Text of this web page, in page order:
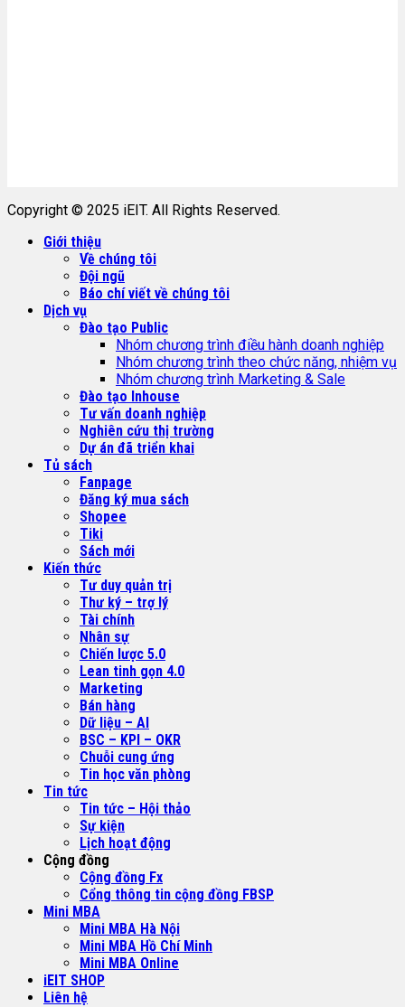
Copyright © 2025 iEIT. All Rights Reserved.
Giới thiệu
Về chúng tôi
Đội ngũ
Báo chí viết về chúng tôi
Dịch vụ
Đào tạo Public
Nhóm chương trình điều hành doanh nghiệp
Nhóm chương trình theo chức năng, nhiệm vụ
Nhóm chương trình Marketing & Sale
Đào tạo Inhouse
Tư vấn doanh nghiệp
Nghiên cứu thị trường
Dự án đã triển khai
Tủ sách
Fanpage
Đăng ký mua sách
Shopee
Tiki
Sách mới
Kiến thức
Tư duy quản trị
Thư ký – trợ lý
Tài chính
Nhân sự
Chiến lược 5.0
Lean tinh gọn 4.0
Marketing
Bán hàng
Dữ liệu – AI
BSC – KPI – OKR
Chuỗi cung ứng
Tin học văn phòng
Tin tức
Tin tức – Hội thảo
Sự kiện
Lịch hoạt động
Cộng đồng
Cộng đồng Fx
Cổng thông tin cộng đồng FBSP
Mini MBA
Mini MBA Hà Nội
Mini MBA Hồ Chí Minh
Mini MBA Online
iEIT SHOP
Liên hệ